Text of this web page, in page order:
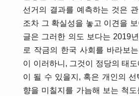
선거의 결과를 예측하는 것은
조차 그 확실성을 놓고 이견을 보
글은 그러한 의도 보다는 2019
로 작금의 한국 사회를 바라보
이 이러하니, 그것이 정당의 태
이 될 수 있을지, 혹은 개인의 선
향을 미칠지를 가늠해 보는 척